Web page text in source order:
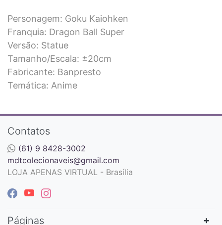
Personagem: Goku Kaiohken
Franquia: Dragon Ball Super
Versão: Statue
Tamanho/Escala: ±20cm
Fabricante: Banpresto
Temática: Anime
Contatos
(61) 9 8428-3002
mdtcolecionaveis@gmail.com
LOJA APENAS VIRTUAL - Brasília
Páginas